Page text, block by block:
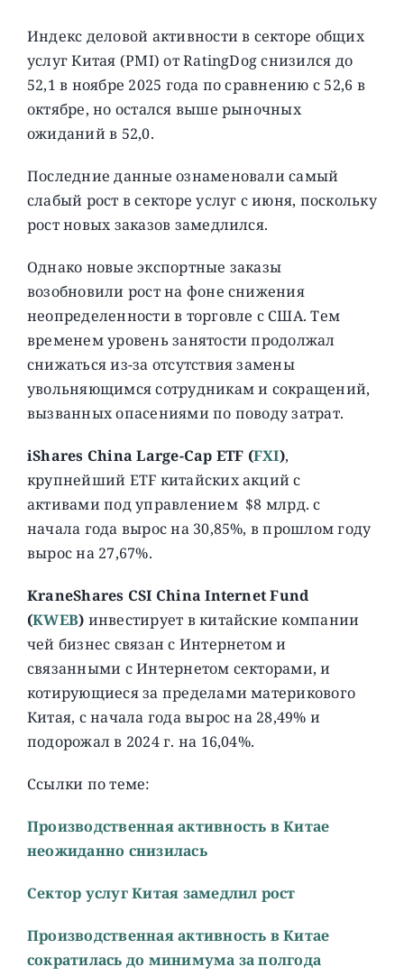
Индекс деловой активности в секторе общих
услуг Китая (PMI) от RatingDog снизился до
52,1 в ноябре 2025 года по сравнению с 52,6 в
октябре, но остался выше рыночных
ожиданий в 52,0.
Последние данные ознаменовали самый
слабый рост в секторе услуг с июня, поскольку
рост новых заказов замедлился.
Однако новые экспортные заказы
возобновили рост на фоне снижения
неопределенности в торговле с США. Тем
временем уровень занятости продолжал
снижаться из-за отсутствия замены
увольняющимся сотрудникам и сокращений,
вызванных опасениями по поводу затрат.
iShares China Large-Cap ETF (FXI),
крупнейший ETF китайских акций с
активами под управлением $8 млрд. с
начала года вырос на 30,85%, в прошлом году
вырос на 27,67%.
KraneShares CSI China Internet Fund
(KWEB) инвестирует в китайские компании
чей бизнес связан с Интернетом и
связанными с Интернетом секторами, и
котирующиеся за пределами материкового
Китая, с начала года вырос на 28,49% и
подорожал в 2024 г. на 16,04%.
Ссылки по теме:
Производственная активность в Китае
неожиданно снизилась
Сектор услуг Китая замедлил рост
Производственная активность в Китае
сократилась до минимума за полгода